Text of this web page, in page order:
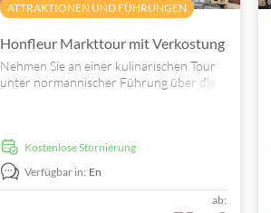
ATTRAKTIONEN UND FÜHRUNGEN
Honfleur Markttour mit Verkostung
Nehmen Sie an einer kulinarischen Tour
unter normannischer Führung über die
kostenlose Stornierung
Verfügbar in: En
ab: